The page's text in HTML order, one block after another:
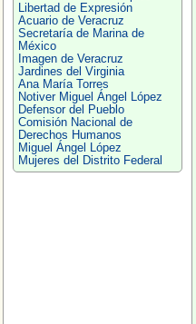
Libertad de Expresión
Acuario de Veracruz
Secretaría de Marina de
México
Imagen de Veracruz
Jardines del Virginia
Ana María Torres
Notiver Miguel Ángel López
Defensor del Pueblo
Comisión Nacional de
Derechos Humanos
Miguel Ángel López
Mujeres del Distrito Federal